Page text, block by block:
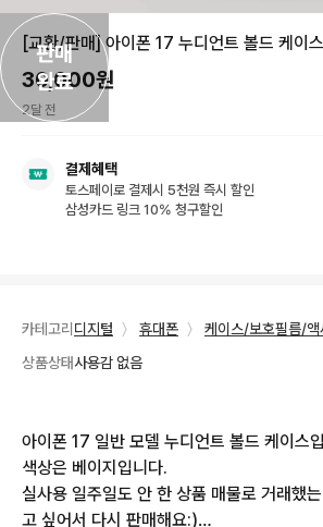
판매
완료
[교환/판매] 아이폰 17 누디언트 볼드 케이
30,000원
2달 전
결제혜택
토스페이로 결제시 5천원 즉시 할인
삼성카드 링크 10% 청구할인
카테고리 디지털 〉 휴대폰 〉
케이스/보호필름/액
상품상태사용감 없음
아이폰 17 일반 모델 누디언트 볼드 케이스
색상은 베이지입니다.
실사용 일주일도 안 한 상품 매물로 거래했
고 싶어서 다시 판매해요:)